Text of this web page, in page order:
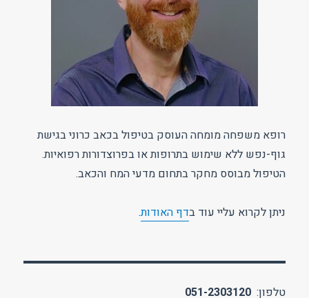
רופא משפחה מומחה העוסק בטיפול בכאב כרוני בגישת
גוף-נפש ללא שימוש בתרופות או בפרוצדורות רפואיות.
הטיפול מבוסס מחקר בתחום מדעי המח והכאב.
ניתן לקרוא עליי עוד בדף האודות.
טלפון:051-2303120